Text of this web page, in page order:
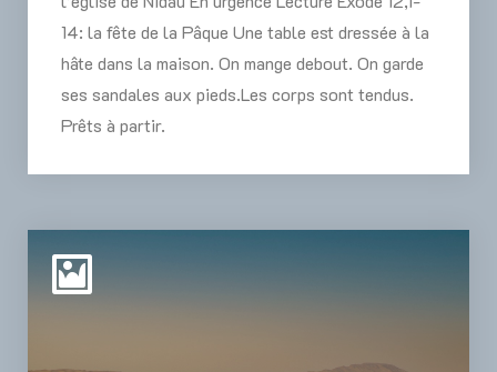
14: la fête de la Pâque Une table est dressée à la
hâte dans la maison. On mange debout. On garde
ses sandales aux pieds.Les corps sont tendus.
Prêts à partir.